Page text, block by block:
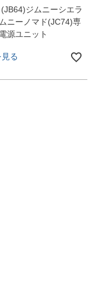
ジムニーシエラ
ニーノマド(JC74)専
源ユニット
る